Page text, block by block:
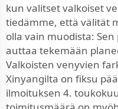
kun valitset valkoiset
tiedämme, että välität
olla vain muodista:
auttaa tekemään
Valkoisten venyvien
Xinyangilta on fiksu
ilmoituksen 4.